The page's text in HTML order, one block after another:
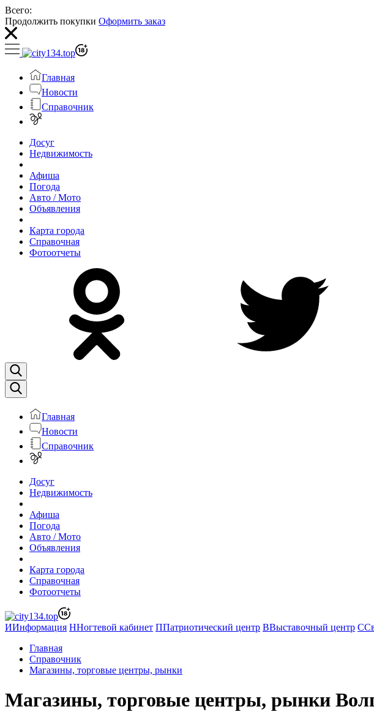
Всего:
Продолжить покупки Оформить заказ
Главная
Новости
Справочник
Досуг
Недвижимость
Афиша
Погода
Авто / Мото
Объявления
Карта города
Справочная
Фотоотчеты
Главная
Новости
Справочник
Досуг
Недвижимость
Афиша
Погода
Авто / Мото
Объявления
Карта города
Справочная
Фотоотчеты
ИИнформация ННогтевой кабинет ППатриотический центр ВВыставочный центр С
Главная
Справочник
Магазины, торговые центры, рынки
Магазины, торговые центры, рынки